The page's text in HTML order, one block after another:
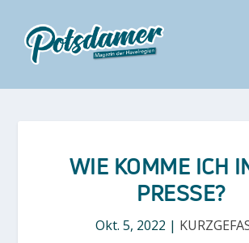
WIE KOMME ICH
PRESSE?
Okt. 5, 2022 |